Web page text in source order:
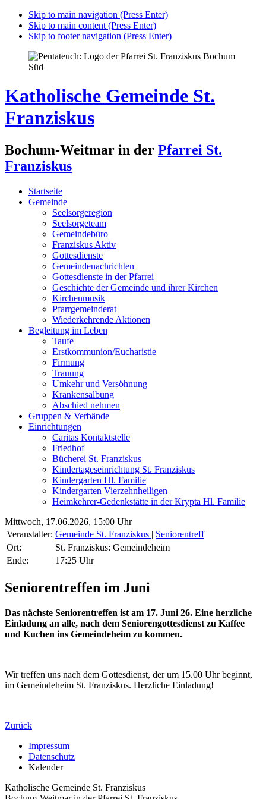
Skip to main navigation (Press Enter)
Skip to main content (Press Enter)
Skip to footer navigation (Press Enter)
Katholische Gemeinde St.
Franziskus
Bochum-Weitmar in der Pfarrei St.
Franziskus
Startseite
Gemeinde
Seelsorgeregion
Seelsorgeteam
Gemeindebüro
Franziskus Aktiv
Gottesdienste
Gemeindenachrichten
Gottesdienste in der Pfarrei
Geschichte der Gemeinde und ihrer Kirchen
Kirchenmusik
Pfarrgemeinderat
Wiederkehrende Aktionen
Begleitung im Leben
Taufe
Erstkommunion/Eucharistie
Firmung
Trauung
Umkehr und Versöhnung
Krankensalbung
Abschied nehmen
Gruppen & Verbände
Einrichtungen
Caritas Kontaktstelle
Friedhof
Bücherei St. Franziskus
Kindertageseinrichtung St. Franziskus
Kindergarten Hl. Familie
Kindergarten Vierzehnheiligen
Heimkehrer-Gedenkstätte in der Krypta Hl. Familie
Mittwoch, 17.06.2026, 15:00 Uhr
Veranstalter: Gemeinde St. Franziskus | Seniorentreff
Ort:
St. Franziskus: Gemeindeheim
Ende:
17:25 Uhr
Seniorentreffen im Juni
Das nächste Seniorentreffen ist am 17. Juni 26. Eine herzliche
Einladung an alle, nach dem Seniorengottesdienst zu Kaffee
und Kuchen ins Gemeindeheim zu kommen.
Wir treffen uns nach dem Gottesdienst, der um 15.00 Uhr beginnt,
im Gemeindeheim St. Franziskus. Herzliche Einladung!
Zurück
Impressum
Datenschutz
Kalender
Katholische Gemeinde St. Franziskus